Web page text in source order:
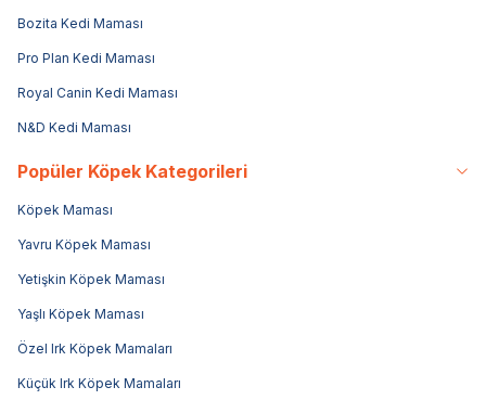
Bozita Kedi Maması
Pro Plan Kedi Maması
Royal Canin Kedi Maması
N&D Kedi Maması
Popüler Köpek Kategorileri
Köpek Maması
Yavru Köpek Maması
Yetişkin Köpek Maması
Yaşlı Köpek Maması
Özel Irk Köpek Mamaları
Küçük Irk Köpek Mamaları